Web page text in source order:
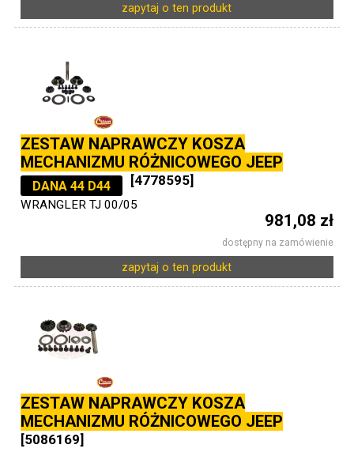
zapytaj o ten produkt
ZESTAW NAPRAWCZY KOSZA
MECHANIZMU RÓŻNICOWEGO JEEP
DANA 44 D44 [4778595]
WRANGLER TJ 00/05
981,08 zł
dostępny na zamówienie
zapytaj o ten produkt
ZESTAW NAPRAWCZY KOSZA
MECHANIZMU RÓŻNICOWEGO JEEP
[5086169]